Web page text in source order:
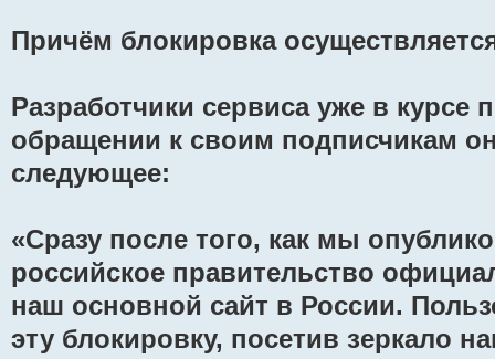
Причём блокировка
Разработчики сервиса уже в курсе
обращении к своим подписчикам
следующее:
«Сразу после того, как мы
российское правительство
наш основной сайт в России.
эту блокировку, посетив зеркало